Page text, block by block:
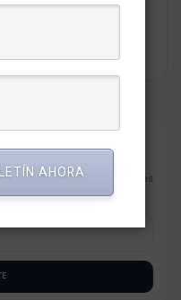
semanal con las noticias
AHORA